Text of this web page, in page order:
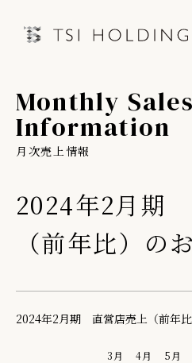
Information
Brand
Brand News
Our Purpose
Monthly Sales
Information
月次売上情報
2024年2月期
（前年比）の
2024年2月期 直営店売上（前年比
3月 4月 5月